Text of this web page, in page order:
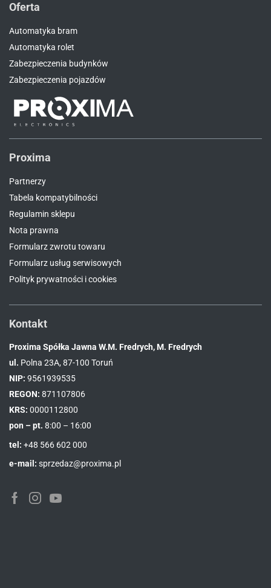
Oferta
Automatyka bram
Automatyka rolet
Zabezpieczenia budynków
Zabezpieczenia pojazdów
Proxima
Partnerzy
Tabela kompatybilności
Regulamin sklepu
Nota prawna
Formularz zwrotu towaru
Formularz usług serwisowych
Polityk prywatności i cookies
Kontakt
Proxima Spółka Jawna W.M. Fredrych, M. Fredrych
ul. Polna 23A, 87-100 Toruń
NIP: 9561939535
REGON: 871107806
KRS: 0000112800
pon – pt. 8:00 – 16:00
tel: +48 566 602 000
e-mail: sprzedaz@proxima.pl